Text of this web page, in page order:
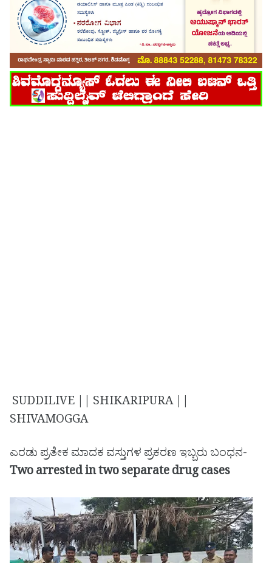
SUDDILIVE || SHIKARIPURA ||
SHIVAMOGGA
ಎರಡು ಪ್ರತೇಕ ಮಾದಕ ವಸ್ತುಗಳ ಪ್ರಕರಣ ಇಬ್ಬರು ಬಂಧನ-
Two arrested in two separate drug cases